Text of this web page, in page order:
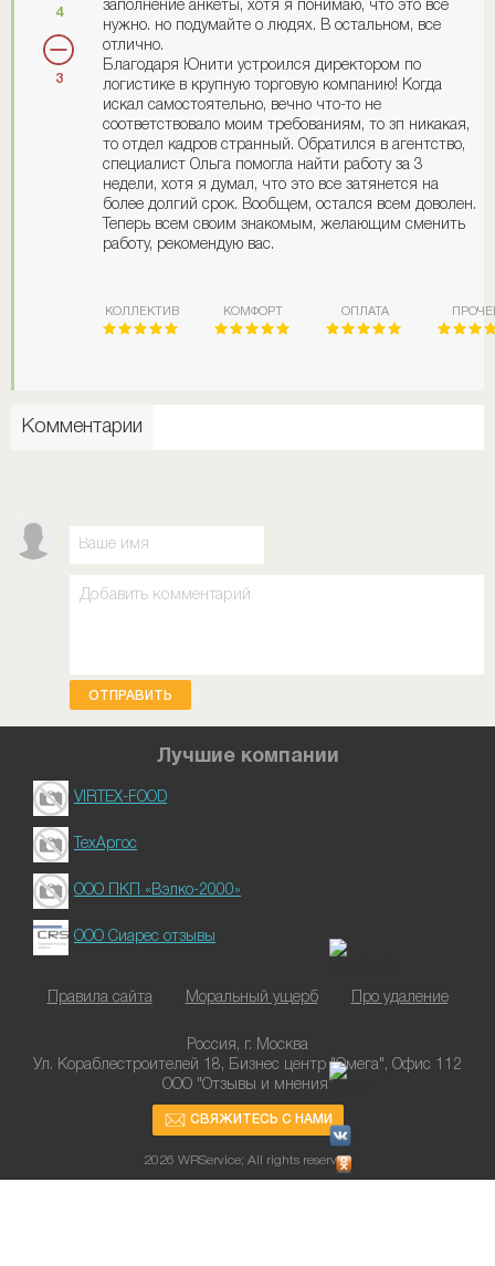
4
3
заполнение анкеты, хотя я понимаю, что это все
нужно. но подумайте о людях. В остальном, все
отлично.
Благодаря Юнити устроился директором по
логистике в крупную торговую компанию! Когда
искал самостоятельно, вечно что-то не
соответствовало моим требованиям, то зп никакая,
то отдел кадров странный. Обратился в агентство,
специалист Ольга помогла найти работу за 3
недели, хотя я думал, что это все затянется на
более долгий срок. Вообщем, остался всем доволен.
Теперь всем своим знакомым, желающим сменить
работу, рекомендую вас.
КОЛЛЕКТИВ КОМФОРТ ОПЛАТА
Комментарии
ОТПРАВИТЬ
Лучшие компании
VIRTEX-FOOD
ТехАргос
ООО ПКП «Вэлко-2000»
ООО Сиарес отзывы
Правила сайта Моральный ущерб Про удаление
Россия, г. Москва
Ул. Кораблестроителей 18, Бизнес центр "Омега", Офис 112
ООО "Отзывы и мнения"
СВЯЖИТЕСЬ С НАМИ
2026 WRService; All rights reserved